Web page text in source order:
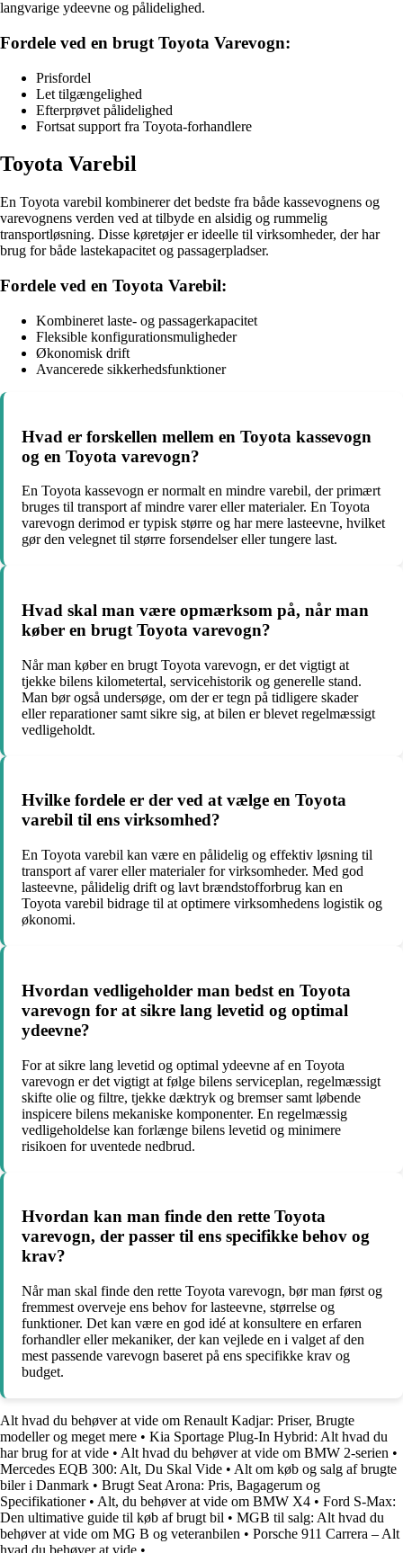
langvarige ydeevne og pålidelighed.
Fordele ved en brugt Toyota Varevogn:
Prisfordel
Let tilgængelighed
Efterprøvet pålidelighed
Fortsat support fra Toyota-forhandlere
Toyota Varebil
En Toyota varebil kombinerer det bedste fra både kassevognens og
varevognens verden ved at tilbyde en alsidig og rummelig
transportløsning. Disse køretøjer er ideelle til virksomheder, der har
brug for både lastekapacitet og passagerpladser.
Fordele ved en Toyota Varebil:
Kombineret laste- og passagerkapacitet
Fleksible konfigurationsmuligheder
Økonomisk drift
Avancerede sikkerhedsfunktioner
Hvad er forskellen mellem en Toyota kassevogn
og en Toyota varevogn?
En Toyota kassevogn er normalt en mindre varebil, der primært
bruges til transport af mindre varer eller materialer. En Toyota
varevogn derimod er typisk større og har mere lasteevne, hvilket
gør den velegnet til større forsendelser eller tungere last.
Hvad skal man være opmærksom på, når man
køber en brugt Toyota varevogn?
Når man køber en brugt Toyota varevogn, er det vigtigt at
tjekke bilens kilometertal, servicehistorik og generelle stand.
Man bør også undersøge, om der er tegn på tidligere skader
eller reparationer samt sikre sig, at bilen er blevet regelmæssigt
vedligeholdt.
Hvilke fordele er der ved at vælge en Toyota
varebil til ens virksomhed?
En Toyota varebil kan være en pålidelig og effektiv løsning til
transport af varer eller materialer for virksomheder. Med god
lasteevne, pålidelig drift og lavt brændstofforbrug kan en
Toyota varebil bidrage til at optimere virksomhedens logistik og
økonomi.
Hvordan vedligeholder man bedst en Toyota
varevogn for at sikre lang levetid og optimal
ydeevne?
For at sikre lang levetid og optimal ydeevne af en Toyota
varevogn er det vigtigt at følge bilens serviceplan, regelmæssigt
skifte olie og filtre, tjekke dæktryk og bremser samt løbende
inspicere bilens mekaniske komponenter. En regelmæssig
vedligeholdelse kan forlænge bilens levetid og minimere
risikoen for uventede nedbrud.
Hvordan kan man finde den rette Toyota
varevogn, der passer til ens specifikke behov og
krav?
Når man skal finde den rette Toyota varevogn, bør man først og
fremmest overveje ens behov for lasteevne, størrelse og
funktioner. Det kan være en god idé at konsultere en erfaren
forhandler eller mekaniker, der kan vejlede en i valget af den
mest passende varevogn baseret på ens specifikke krav og
budget.
Alt hvad du behøver at vide om Renault Kadjar: Priser, Brugte
modeller og meget mere • Kia Sportage Plug-In Hybrid: Alt hvad du
har brug for at vide • Alt hvad du behøver at vide om BMW 2-serien •
Mercedes EQB 300: Alt, Du Skal Vide • Alt om køb og salg af brugte
biler i Danmark • Brugt Seat Arona: Pris, Bagagerum og
Specifikationer• Alt, du behøver at vide om BMW X4 • Ford S-Max:
Den ultimative guide til køb af brugt bil • MGB til salg: Alt hvad du
behøver at vide om MG B og veteranbilen • Porsche 911 Carrera – Alt
hvad du behøver at vide •